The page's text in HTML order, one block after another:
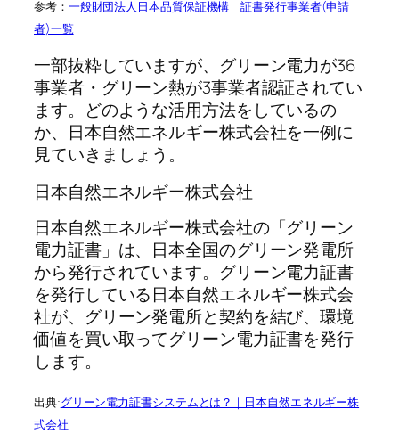
参考： 一般財団法人日本品質保証機構 証書発行事業者(申請
者)一覧
一部抜粋していますが、グリーン電力が36
事業者・グリーン熱が3事業者認証されてい
ます。どのような活用方法をしているの
か、日本自然エネルギー株式会社を一例に
見ていきましょう。
日本自然エネルギー株式会社
日本自然エネルギー株式会社の「グリーン
電力証書」は、日本全国のグリーン発電所
から発行されています。グリーン電力証書
を発行している日本自然エネルギー株式会
社が、グリーン発電所と契約を結び、環境
価値を買い取ってグリーン電力証書を発行
します。
出典:グリーン電力証書システムとは？｜日本自然エネルギー株
式会社